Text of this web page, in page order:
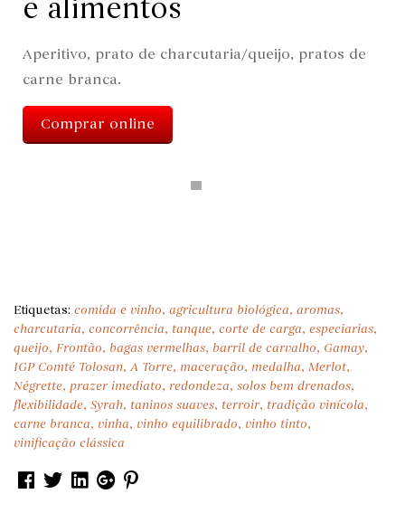
e alimentos
Aperitivo, prato de charcutaria/queijo, pratos de
carne branca.
Comprar online
página1 de 3
Etiquetas: comida e vinho, agricultura biológica, aromas,
charcutaria, concorrência, tanque, corte de carga, especiarias,
queijo, Frontão, bagas vermelhas, barril de carvalho, Gamay,
IGP Comté Tolosan, A Torre, maceração, medalha, Merlot,
Négrette, prazer imediato, redondeza, solos bem drenados,
flexibilidade, Syrah, taninos suaves, terroir, tradição vinícola,
carne branca, vinha, vinho equilibrado, vinho tinto,
vinificação clássica
Facebook
Twitter
Linkedin
Google+
Pinterest